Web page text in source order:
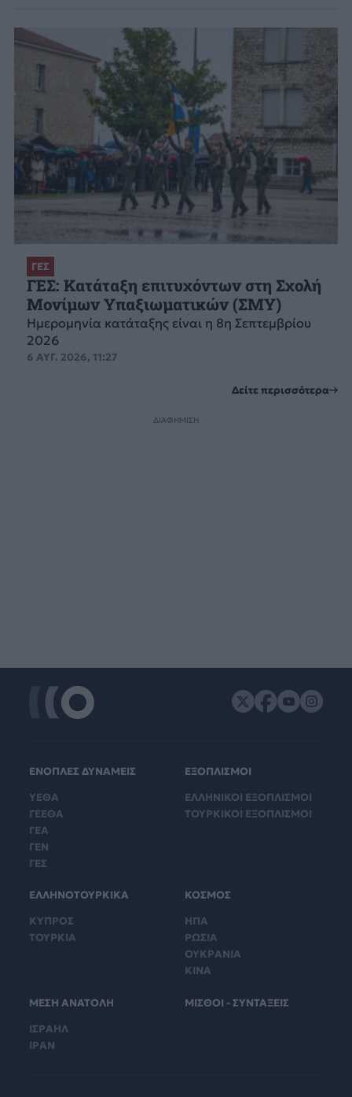
ΓΕΣ
ΓΕΣ: Κατάταξη επιτυχόντων στη Σχολή
Μονίμων Υπαξιωματικών (ΣΜΥ)
Ημερομηνία κατάταξης είναι η 8η Σεπτεμβρίου
2026
6 ΑΥΓ. 2026, 11:27
Δείτε περισσότερα
ΔΙΑΦΗΜΙΣΗ
ΕΝΟΠΛΕΣ ΔΥΝΑΜΕΙΣ
ΥΕΘΑ
ΓΕΕΘΑ
ΓΕΑ
ΓΕΝ
ΓΕΣ
ΕΞΟΠΛΙΣΜΟΙ
ΕΛΛΗΝΙΚΟΙ ΕΞΟΠΛΙΣΜΟΙ
ΤΟΥΡΚΙΚΟΙ ΕΞΟΠΛΙΣΜΟΙ
ΕΛΛΗΝΟΤΟΥΡΚΙΚΑ
ΚΥΠΡΟΣ
ΤΟΥΡΚΙΑ
ΚΟΣΜΟΣ
ΗΠΑ
ΡΩΣΙΑ
ΟΥΚΡΑΝΙΑ
ΚΙΝΑ
ΜΕΣΗ ΑΝΑΤΟΛΗ
ΙΣΡΑΗΛ
ΙΡΑΝ
ΜΙΣΘΟΙ - ΣΥΝΤΑΞΕΙΣ